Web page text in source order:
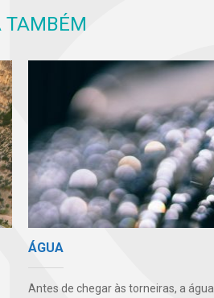
TAMBÉM
ÁGUA
Antes de chegar às torneiras, a água